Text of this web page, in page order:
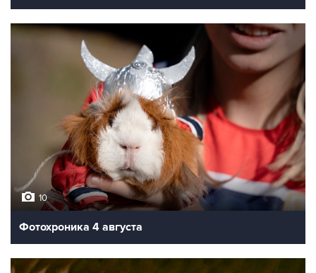
10
Фотохроника 4 августа